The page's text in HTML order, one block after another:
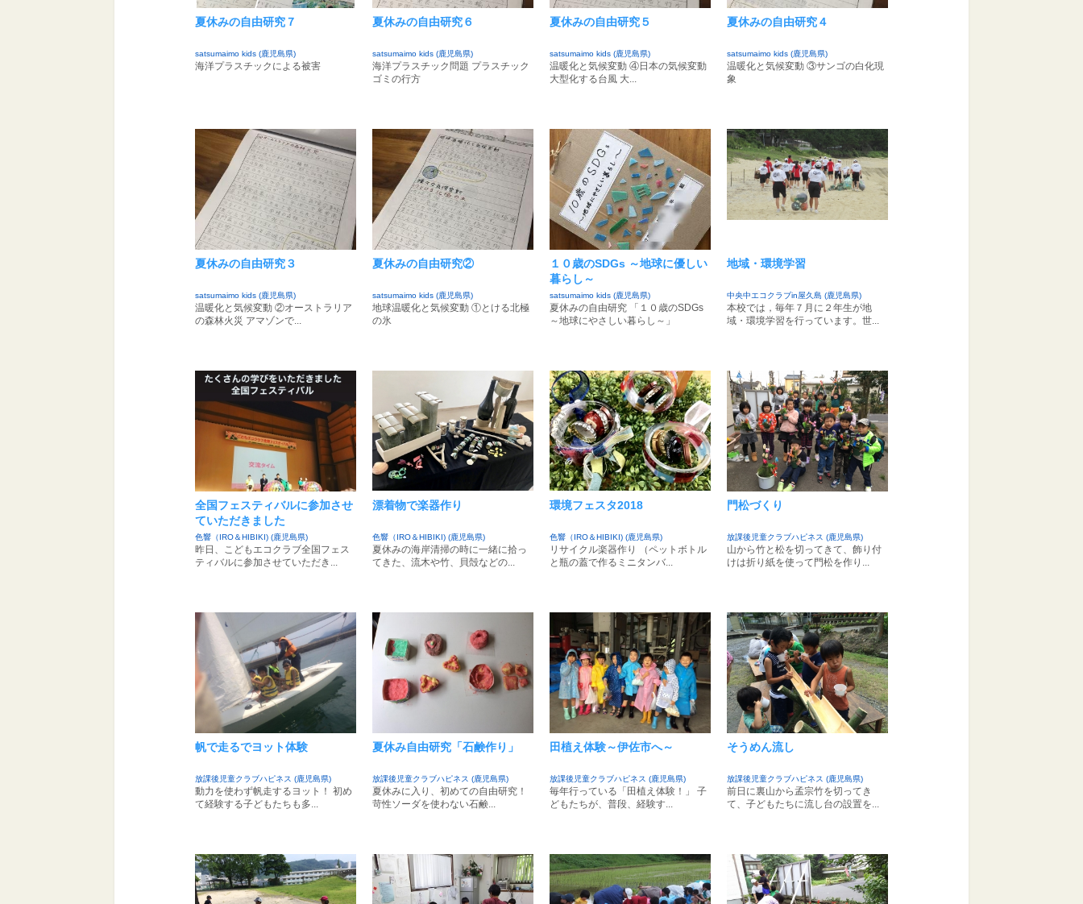
夏休みの自由研究７
satsumaimo kids (鹿児島県)
海洋プラスチックによる被害
夏休みの自由研究６
satsumaimo kids (鹿児島県)
海洋プラスチック問題 プラスチック
ゴミの行方
夏休みの自由研究５
satsumaimo kids (鹿児島県)
温暖化と気候変動 ④日本の気候変動
大型化する台風 大...
夏休みの自由研究４
satsumaimo kids (鹿児島県)
温暖化と気候変動 ③サンゴの白化現
象
夏休みの自由研究３
satsumaimo kids (鹿児島県)
温暖化と気候変動 ②オーストラリア
の森林火災 アマゾンで...
夏休みの自由研究②
satsumaimo kids (鹿児島県)
地球温暖化と気候変動 ①とける北極
の氷
１０歳のSDGs ～地球に優しい
暮らし～
satsumaimo kids (鹿児島県)
夏休みの自由研究 「１０歳のSDGs
～地球にやさしい暮らし～」
地域・環境学習
中央中エコクラブin屋久島 (鹿児島県)
本校では，毎年７月に２年生が地
域・環境学習を行っています。世...
全国フェスティバルに参加させ
ていただきました
色響（IRO＆HIBIKI) (鹿児島県)
昨日、こどもエコクラブ全国フェス
ティバルに参加させていただき...
漂着物で楽器作り
色響（IRO＆HIBIKI) (鹿児島県)
夏休みの海岸清掃の時に一緒に拾っ
てきた、流木や竹、貝殻などの...
環境フェスタ2018
色響（IRO＆HIBIKI) (鹿児島県)
リサイクル楽器作り （ペットボトル
と瓶の蓋で作るミニタンバ...
門松づくり
放課後児童クラブハピネス (鹿児島県)
山から竹と松を切ってきて、飾り付
けは折り紙を使って門松を作り...
帆で走るでヨット体験
放課後児童クラブハピネス (鹿児島県)
動力を使わず帆走するヨット！ 初め
て経験する子どもたちも多...
夏休み自由研究「石鹸作り」
放課後児童クラブハピネス (鹿児島県)
夏休みに入り、初めての自由研究！
苛性ソーダを使わない石鹸...
田植え体験～伊佐市へ～
放課後児童クラブハピネス (鹿児島県)
毎年行っている「田植え体験！」 子
どもたちが、普段、経験す...
そうめん流し
放課後児童クラブハピネス (鹿児島県)
前日に裏山から孟宗竹を切ってき
て、子どもたちに流し台の設置を...